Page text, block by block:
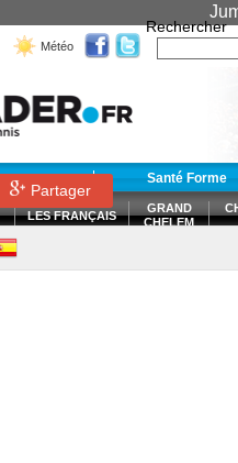
Météo
Rechercher
Santé Forme
LES FRANÇAIS
GRAND
CHELEM
Partager